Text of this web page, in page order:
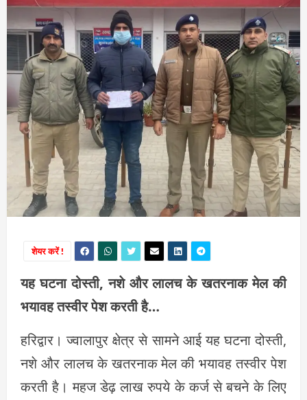
शेयर करें !
यह घटना दोस्ती, नशे और लालच के खतरनाक मेल की
भयावह तस्वीर पेश करती है…
हरिद्वार। ज्वालापुर क्षेत्र से सामने आई यह घटना दोस्ती,
नशे और लालच के खतरनाक मेल की भयावह तस्वीर पेश
करती है। महज डेढ़ लाख रुपये के कर्ज से बचने के लिए